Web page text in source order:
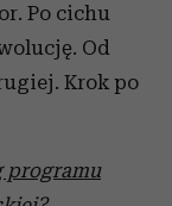
Po cichu
Od
Krok po
programu